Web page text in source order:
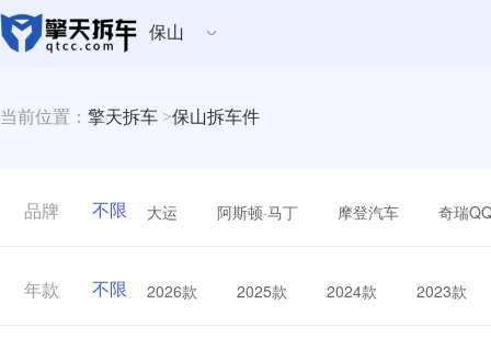
保山
当前位置： 擎天拆车 >保山拆车件
品牌 不限 大运 阿斯顿·马丁 摩登汽车 奇瑞
年款 不限 2026款 2025款 2024款 2023款